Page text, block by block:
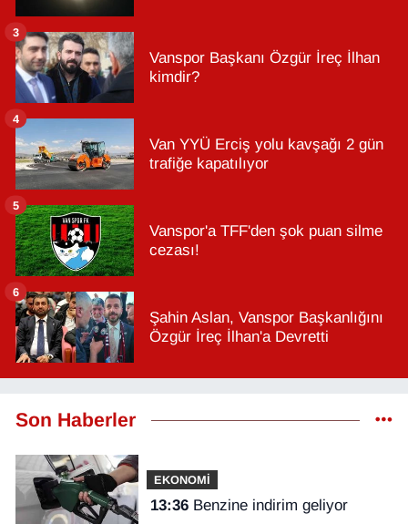
Vanspor Başkanı Özgür İreç İlhan
kimdir?
3
Van YYÜ Erciş yolu kavşağı 2 gün
trafiğe kapatılıyor
4
Vanspor'a TFF'den şok puan silme
cezası!
5
Şahin Aslan, Vanspor Başkanlığını
Özgür İreç İlhan'a Devretti
6
Son Haberler
EKONOMİ
13:36 Benzine indirim geliyor